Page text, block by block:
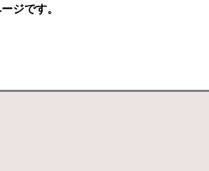
ジです。